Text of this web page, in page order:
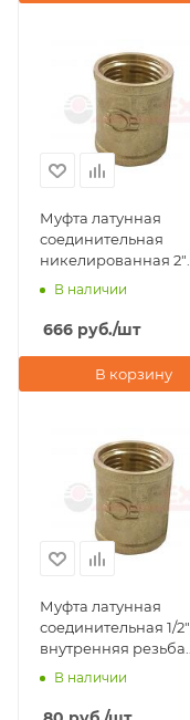
Муфта латунная
соединительная
никелированная 2"
внутренняя резьба
В наличии
666 руб./шт
В корзину
Муфта латунная
соединительная 1/2"
внутренняя резьба
Valfex
В наличии